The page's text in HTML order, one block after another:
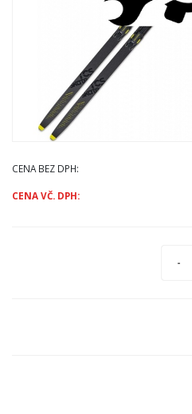
CENA BEZ DPH:
CENA VČ. DPH: